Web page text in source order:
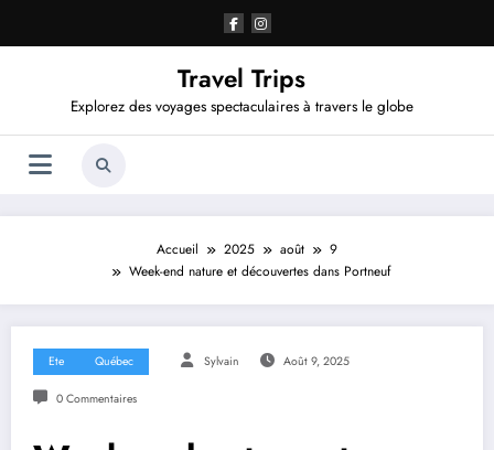
contenu
Travel Trips
Explorez des voyages spectaculaires à travers le globe
Accueil 2025 août
9
Week-end nature et découvertes dans Portneuf
Ete Québec Sylvain Août 9, 2025
0 Commentaires